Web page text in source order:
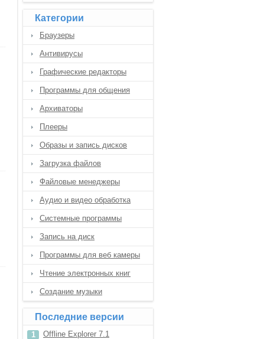
Категории
Браузеры
Антивирусы
Графические редакторы
Программы для общения
Архиваторы
Плееры
Образы и запись дисков
Загрузка файлов
Файловые менеджеры
Аудио и видео обработка
Системные программы
Запись на диск
Программы для веб камеры
Чтение электронных книг
Создание музыки
Последние версии
Offline Explorer 7.1